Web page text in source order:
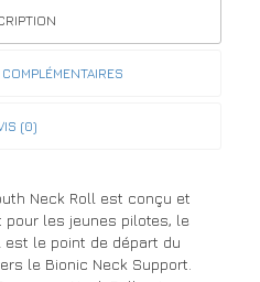
(0)
Neck Roll est conçu et
pour les jeunes pilotes, le
est le point de départ du
le Bionic Neck Support.